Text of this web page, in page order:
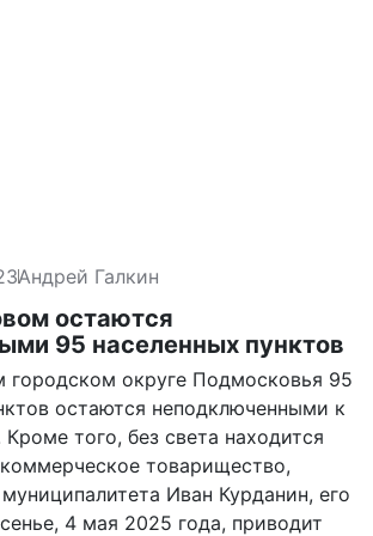
Андрей Галкин
остаются
95 населенных пунктов
городском округе Подмосковья 95
остаются неподключенными к
Кроме того, без света находится
товарищество,
Иван Курданин, его
4 мая 2025 года, приводит